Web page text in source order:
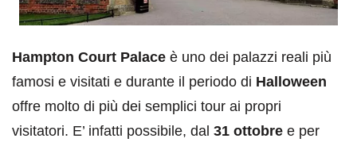
Hampton Court Palace è uno dei palazzi reali più
famosi e visitati e durante il periodo di Halloween
offre molto di più dei semplici tour ai propri
visitatori. E’ infatti possibile, dal 31 ottobre e per